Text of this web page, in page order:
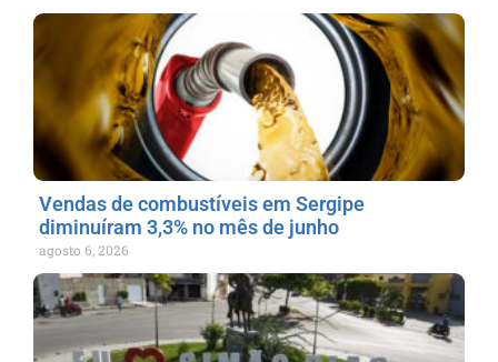
Vendas de combustíveis em Sergipe
diminuíram 3,3% no mês de junho
agosto 6, 2026